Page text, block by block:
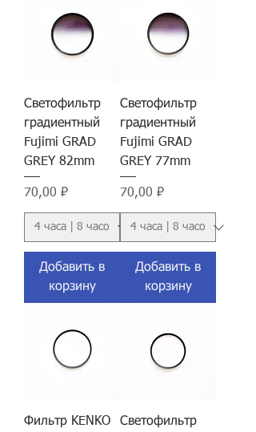
Светофильтр
градиентный
Fujimi GRAD
GREY 82mm
Цена
70,00 ₽
Добавить в
корзину
Светофильтр
градиентный
Fujimi GRAD
GREY 77mm
Цена
70,00 ₽
Добавить в
корзину
Фильтр KENKO
Светофильтр